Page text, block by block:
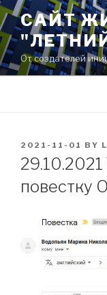
Skip
to
content
САЙТ
От создателей
POSTED
ON
2021-11-01 BY
повестку